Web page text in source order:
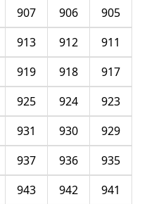
905
906
907
911
912
913
917
918
919
923
924
925
929
930
931
935
936
937
941
942
943